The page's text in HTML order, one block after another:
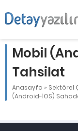
Mobil
Tahsilat
Anasayfa » Sektörel
(Android-İOS)